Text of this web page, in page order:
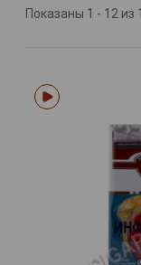
испанской
мм). В
исполнении
оригинальные
фильтра,
тяга и
ноты специй,
табачные
Показаны 1 - 12 из